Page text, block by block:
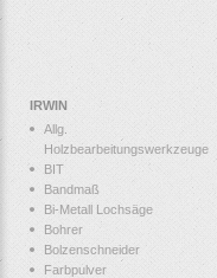
IRWIN
Allg.
Holzbearbeitungswerkzeuge
BIT
Bandmaß
Bi-Metall Lochsäge
Bohrer
Bolzenschneider
Farbpulver